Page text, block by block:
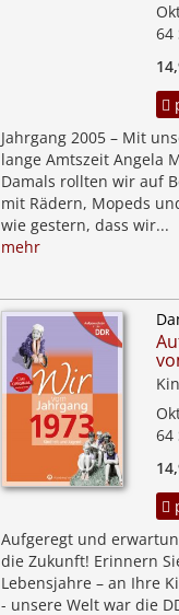
64
Jahrgang 2005 – Mit
lange Amtszeit Angela
Damals rollten wir auf
mit Rädern, Mopeds
wie gestern, dass wir...
mehr
64
Aufgeregt und
die Zukunft! Erinnern
Lebensjahre – an Ihre
- unsere Welt war die